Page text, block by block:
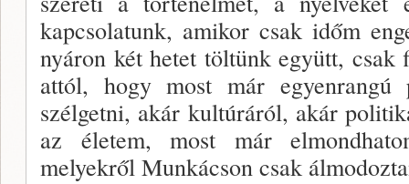
kapcsolatunk, amikor csak időm
nyáron két hetet töltünk együtt,
attól, hogy most már
szélgetni, akár kultúráról, akár
az életem, most már
melyekről Munkácson csak